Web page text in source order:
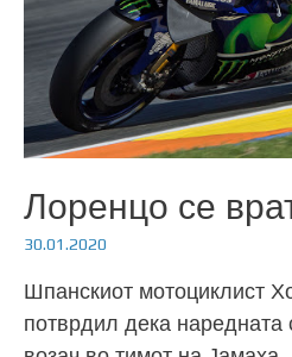
Лоренцо се
30.01.2020
Шпанскиот мотоциклист
потврдил дека наредната